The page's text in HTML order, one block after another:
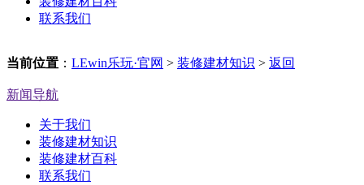
联系我们
当前位置 ： LEwin乐玩·官网 > 装修建材知识 > 返回
新闻导航
关于我们
装修建材知识
装修建材百科
联系我们